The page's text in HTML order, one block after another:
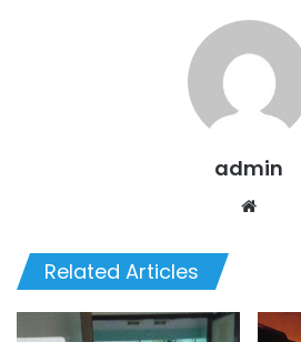
admin
Related Articles